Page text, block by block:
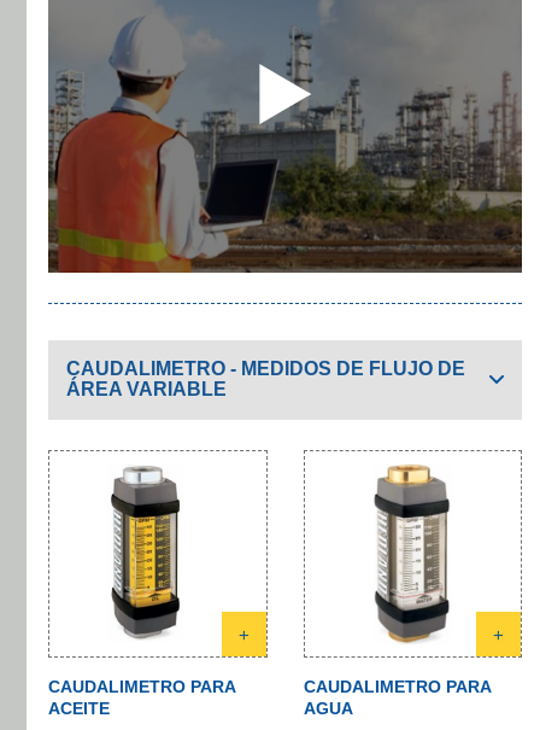
CAUDALIMETRO - MEDIDOS DE FLUJO DE
ÁREA VARIABLE
+
CAUDALIMETRO PARA
ACEITE
+
CAUDALIMETRO PARA
AGUA